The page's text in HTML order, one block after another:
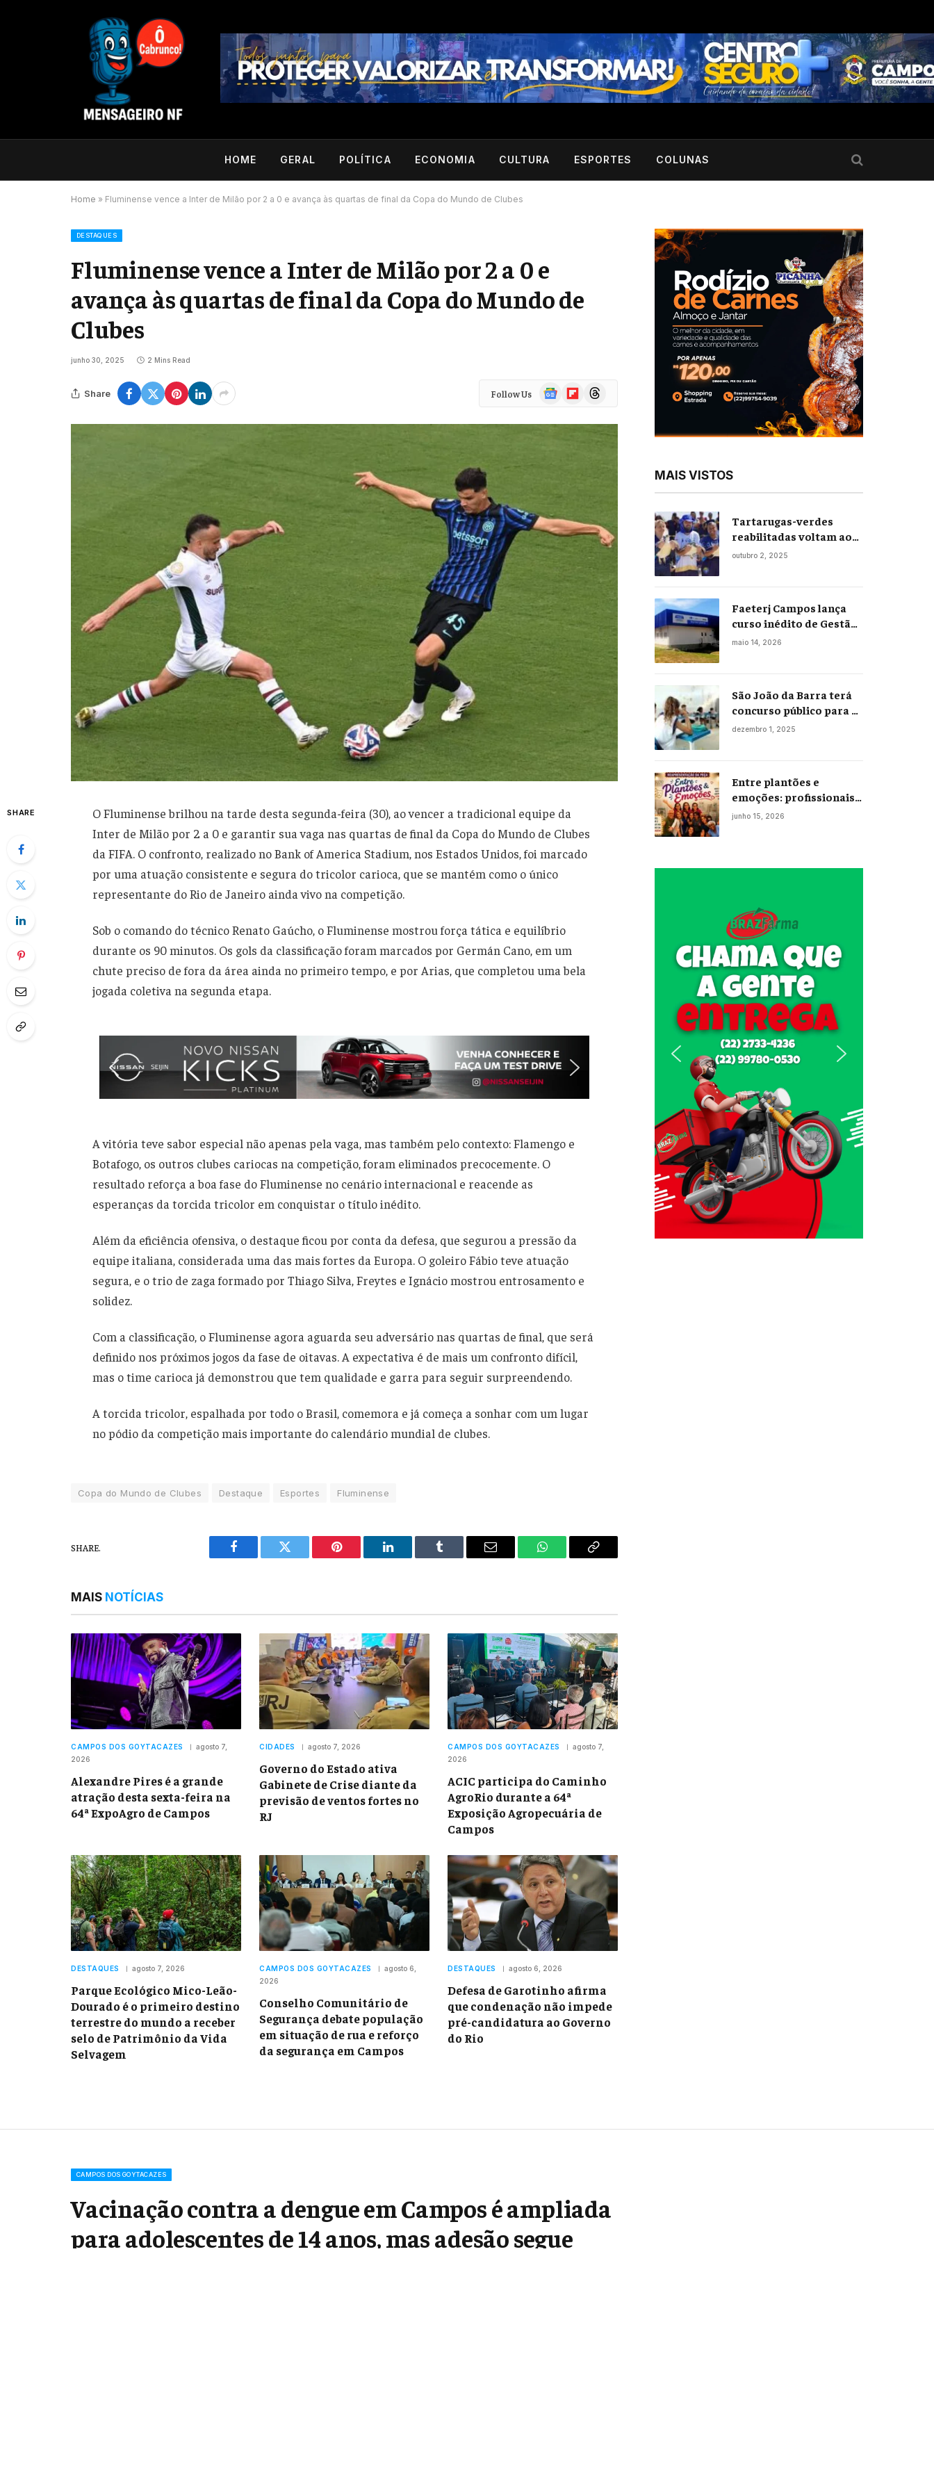
HOME GERAL POLÍTICA ECONOMIA CULTURA ESPORTES COLUNAS
Home » Fluminense vence a Inter de Milão por 2 a 0 e avança às quartas de final da Copa do Mundo de Clubes
DESTAQUES
Fluminense vence a Inter de Milão por 2 a 0 e
avança às quartas de final da Copa do Mundo de
Clubes
junho 30, 2025 2 Mins Read
Share Follow Us
Google
News
FlipboardThreads
SHARE
O Fluminense brilhou na tarde desta segunda-feira (30), ao vencer a tradicional equipe da
Inter de Milão por 2 a 0 e garantir sua vaga nas quartas de final da Copa do Mundo de Clubes
da FIFA. O confronto, realizado no Bank of America Stadium, nos Estados Unidos, foi marcado
por uma atuação consistente e segura do tricolor carioca, que se mantém como o único
representante do Rio de Janeiro ainda vivo na competição.
Sob o comando do técnico Renato Gaúcho, o Fluminense mostrou força tática e equilíbrio
durante os 90 minutos. Os gols da classificação foram marcados por Germán Cano, em um
chute preciso de fora da área ainda no primeiro tempo, e por Arias, que completou uma bela
jogada coletiva na segunda etapa.
A vitória teve sabor especial não apenas pela vaga, mas também pelo contexto: Flamengo e
Botafogo, os outros clubes cariocas na competição, foram eliminados precocemente. O
resultado reforça a boa fase do Fluminense no cenário internacional e reacende as
esperanças da torcida tricolor em conquistar o título inédito.
Além da eficiência ofensiva, o destaque ficou por conta da defesa, que segurou a pressão da
equipe italiana, considerada uma das mais fortes da Europa. O goleiro Fábio teve atuação
segura, e o trio de zaga formado por Thiago Silva, Freytes e Ignácio mostrou entrosamento e
solidez.
Com a classificação, o Fluminense agora aguarda seu adversário nas quartas de final, que será
definido nos próximos jogos da fase de oitavas. A expectativa é de mais um confronto difícil,
mas o time carioca já demonstrou que tem qualidade e garra para seguir surpreendendo.
A torcida tricolor, espalhada por todo o Brasil, comemora e já começa a sonhar com um lugar
no pódio da competição mais importante do calendário mundial de clubes.
Copa do Mundo de Clubes Destaque Esportes Fluminense
SHARE.
Facebook Twitter Pinterest LinkedIn Tumblr Email WhatsAppCopy
MAIS NOTÍCIAS
CAMPOS DOS GOYTACAZES
agosto 7,
2026
Alexandre Pires é a grande
atração desta sexta-feira na
64ª ExpoAgro de Campos
CIDADES agosto 7, 2026
Governo do Estado ativa
Gabinete de Crise diante da
previsão de ventos fortes no
RJ
CAMPOS DOS GOYTACAZES
agosto 7,
2026
ACIC participa do Caminho
AgroRio durante a 64ª
Exposição Agropecuária de
Campos
DESTAQUES agosto 7, 2026
Parque Ecológico Mico-Leão-
Dourado é o primeiro destino
terrestre do mundo a receber
selo de Patrimônio da Vida
Selvagem
CAMPOS DOS GOYTACAZES
agosto 6,
2026
Conselho Comunitário de
Segurança debate população
em situação de rua e reforço
da segurança em Campos
DESTAQUES agosto 6, 2026
Defesa de Garotinho afirma
que condenação não impede
pré-candidatura ao Governo
do Rio
MAIS VISTOS
Tartarugas-verdes
reabilitadas voltam ao
mar em soltura inédita
outubro 2, 2025
Faeterj Campos lança
curso inédito de Gestão
Portuária
maio 14, 2026
São João da Barra terá
concurso público para a
Educação em 2026;
dezembro 1, 2025
Entre plantões e
emoções: profissionais
da enfermagem levam
junho 15, 2026
CAMPOS DOS GOYTACAZES
Vacinação contra a dengue em Campos é ampliada
para adolescentes de 14 anos, mas adesão segue